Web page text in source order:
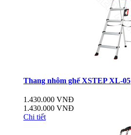
Thang nhôm ghế XSTEP XL-05
1.430.000 VNĐ
1.430.000 VNĐ
Chi tiết